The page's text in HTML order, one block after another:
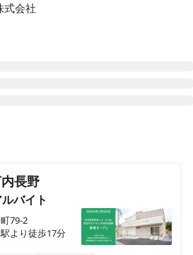
式会社
橋の湯
コーポ白鳥１階
安の湯
長野
バイト
79-2
より徒歩17分